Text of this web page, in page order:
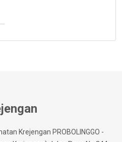
Krejengan PROBOLINGGO -